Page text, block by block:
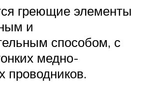
греющие элементы
и
способом, с
медно-
проводников.